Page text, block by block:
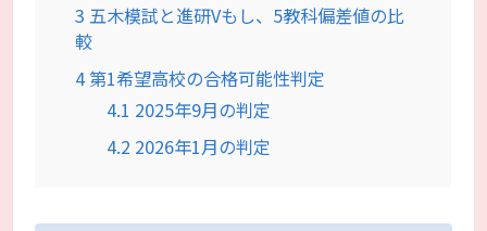
3 五木模試と進研Vもし、5教科偏差値の比
較
4第1希望高校の合格可能性判定
4.1 2025年9月の判定
4.2 2026年1月の判定